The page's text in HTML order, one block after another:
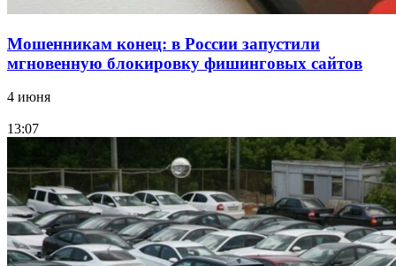
Мошенникам конец: в России запустили
мгновенную блокировку фишинговых сайтов
4 июня
13:07